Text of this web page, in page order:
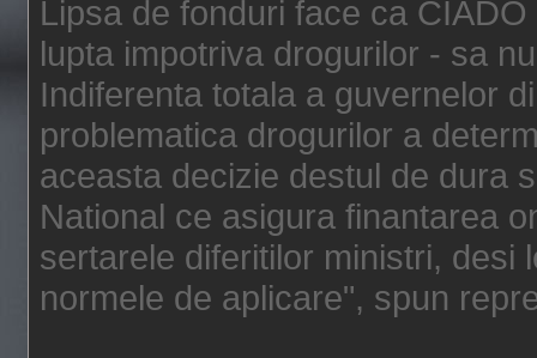
Lipsa de fonduri face ca
lupta impotriva drogurilor - sa
Indiferenta totala a guvernelor
problematica drogurilor a
aceasta decizie destul de dura
National ce asigura finantarea
sertarele diferitilor ministri, desi
normele de aplicare", spun